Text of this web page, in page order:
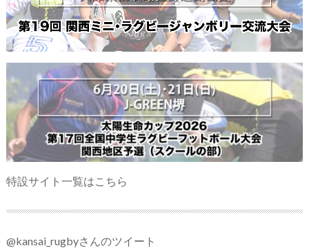
特設サイト一覧はこちら
@kansai_rugbyさんのツイート